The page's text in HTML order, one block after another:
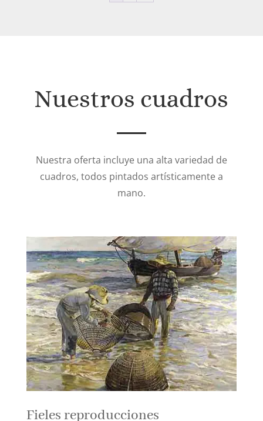
Nuestros cuadros
Nuestra oferta incluye una alta variedad de
cuadros, todos pintados artísticamente a
mano.
Fieles reproducciones